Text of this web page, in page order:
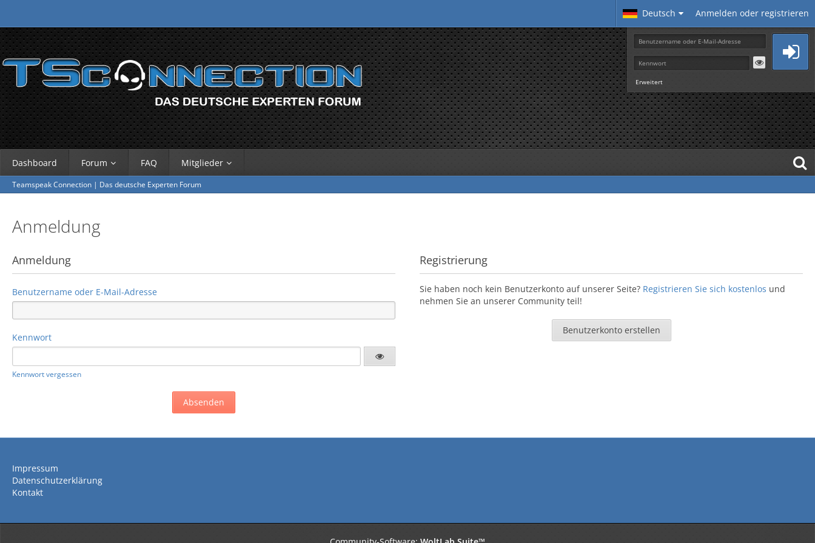
Deutsch Anmelden oder registrieren
Erweitert
Dashboard Forum FAQ Mitglieder
Teamspeak Connection | Das deutsche Experten Forum
Anmeldung
Anmeldung
Benutzername oder E-Mail-Adresse
Kennwort
Kennwort vergessen
Registrierung
Sie haben noch kein Benutzerkonto auf unserer Seite? Registrieren Sie sich kostenlos und
nehmen Sie an unserer Community teil!
Benutzerkonto erstellen
Impressum
Datenschutzerklärung
Kontakt